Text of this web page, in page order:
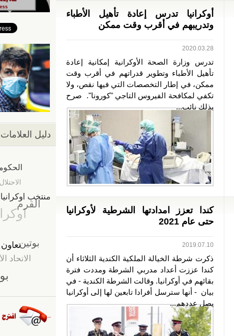
أوكرانيا تدرس إعادة تأهيل الأطباء
وتدريبهم في أقرب وقت ممكن
2020.03.28
تدرس وزارة الصحة الأوكرانية إمكانية إعادة
تأهيل الأطباء وتطوير قدراتهم في أقرب وقت
ممكن، في إطار التخصصات التي فيها نقص، ولا
تكفي لمكافحة الفيروس التاجي "كورونا". صرح
بذلك نائب...
كندا تعزز امدادتها الشرطية لأوكرانيا
حتى عام 2021
2019.07.10
ذكرت شرطة الخيالة الملكية الكندية الثلاثاء أن
كندا عززت أعداد مدربي الشرطة ومددت فترة
بقائهم في أوكرانيا. وقالت الشرطة الكندية - في
بيان - أنها سترسل أفرادا تابعين لها إلى أوكرانيا
يصل عددهم...
دليل العلامات